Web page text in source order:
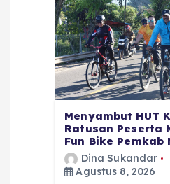
Menyambut HUT
Ratusan Peserta
Fun Bike Pemkab
Dina Sukandar
Agustus 8, 2026